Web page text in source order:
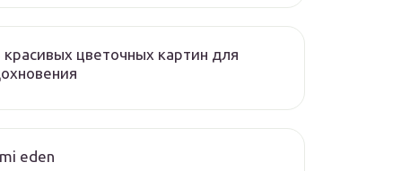
красивых цветочных картин для
eden